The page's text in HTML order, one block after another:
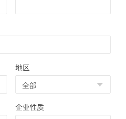
地区
企业性质